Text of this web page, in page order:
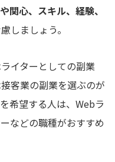
関心、スキル、経験、
しましょう。
イターとしての副業
客業の副業を選ぶのが
希望する人は、Webラ
などの職種がおすすめ